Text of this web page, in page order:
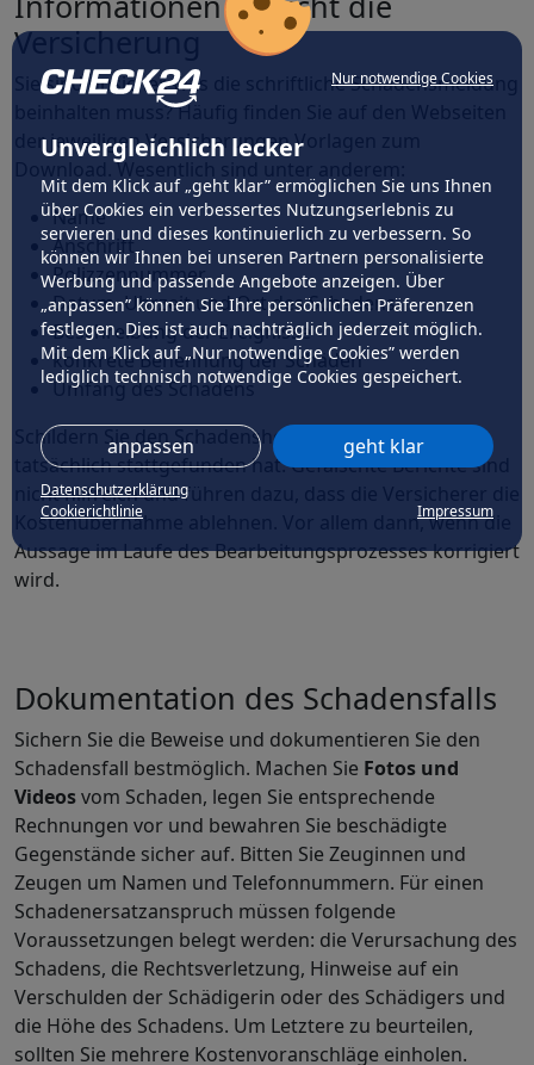
Nur notwendige Cookies
Unvergleichlich lecker
Mit dem Klick auf „geht klar” ermöglichen Sie uns Ihnen
über Cookies ein verbessertes Nutzungserlebnis zu
servieren und dieses kontinuierlich zu verbessern. So
können wir Ihnen bei unseren Partnern personalisierte
Werbung und passende Angebote anzeigen. Über
„anpassen” können Sie Ihre persönlichen Präferenzen
festlegen. Dies ist auch nachträglich jederzeit möglich.
Mit dem Klick auf „Nur notwendige Cookies” werden
lediglich technisch notwendige Cookies gespeichert.
anpassen geht klar
Datenschutzerklärung
Cookierichtlinie
Impressum
Versicherung
Sie sind unsicher, was die schriftliche Schadensmeldung
beinhalten muss? Häufig finden Sie auf den Webseiten
der jeweiligen Versicherungen Vorlagen zum
Download. Wesentlich sind unter anderem:
Name
Anschrift
Polizzennummer
Datum, Uhrzeit und Ort des Schadens
Beschreibung der Ereignisse
konkrete Benennung der Schäden
Umfang des Schadens
Schildern Sie den Schadenshergang so, wie er
tatsächlich stattgefunden hat. Gefälschte Berichte sind
nicht hilfreich und führen dazu, dass die Versicherer die
Kostenübernahme ablehnen. Vor allem dann, wenn die
Aussage im Laufe des Bearbeitungsprozesses korrigiert
wird.
Dokumentation des Schadensfalls
Sichern Sie die Beweise und dokumentieren Sie den
Schadensfall bestmöglich. Machen Sie Fotos und
Videosvom Schaden, legen Sie entsprechende
Rechnungen vor und bewahren Sie beschädigte
Gegenstände sicher auf. Bitten Sie Zeuginnen und
Zeugen um Namen und Telefonnummern. Für einen
Schadenersatzanspruch müssen folgende
Voraussetzungen belegt werden: die Verursachung des
Schadens, die Rechtsverletzung, Hinweise auf ein
Verschulden der Schädigerin oder des Schädigers und
die Höhe des Schadens. Um Letztere zu beurteilen,
sollten Sie mehrere Kostenvoranschläge einholen.